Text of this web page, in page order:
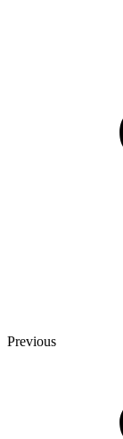
Previous